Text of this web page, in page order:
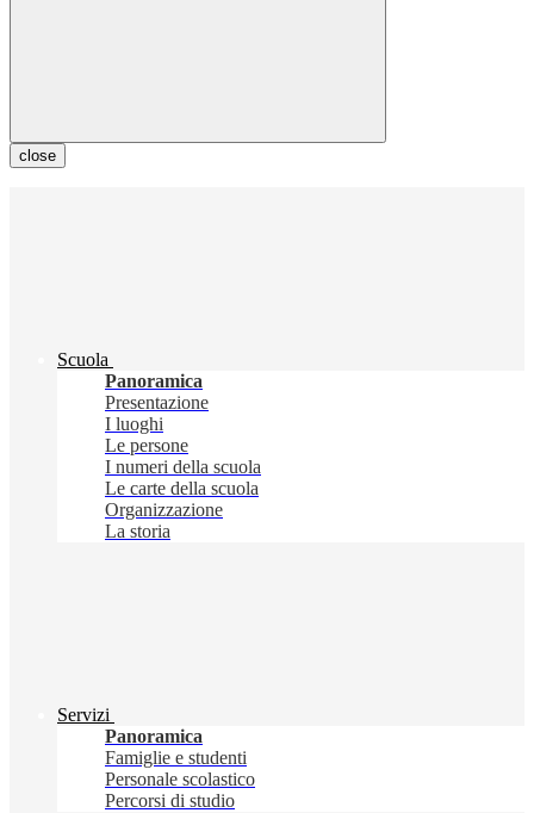
close
Scuola
Panoramica
Presentazione
I luoghi
Le persone
I numeri della scuola
Le carte della scuola
Organizzazione
La storia
Servizi
Panoramica
Famiglie e studenti
Personale scolastico
Percorsi di studio